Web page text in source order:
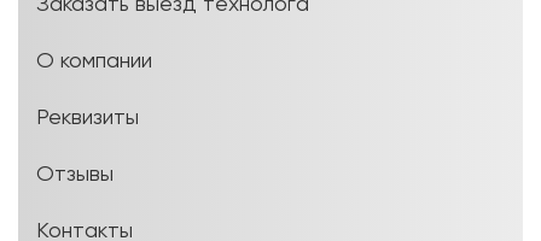
Заказать выезд технолога
О компании
Реквизиты
Отзывы
Контакты